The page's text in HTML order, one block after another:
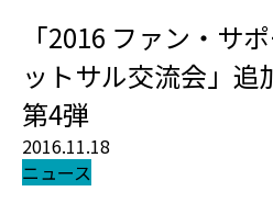
「2016 ファン・サ
ットサル交流会」
第4弾
2016.11.18
ニュース